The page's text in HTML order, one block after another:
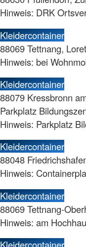
Hinweis: DRK
Kleidercontainer
88069 Tettnang,
Hinweis: bei
Kleidercontainer
88079 Kressbronn
Parkplatz
Hinweis: Parkplatz
Kleidercontainer
88048
Hinweis:
Kleidercontainer
88069 Tettnang-
Hinweis: am